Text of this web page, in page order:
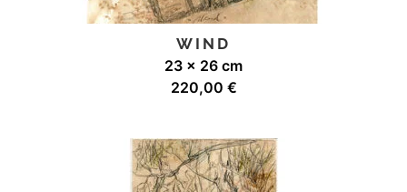
WIND
23 x 26 cm
220,00 €